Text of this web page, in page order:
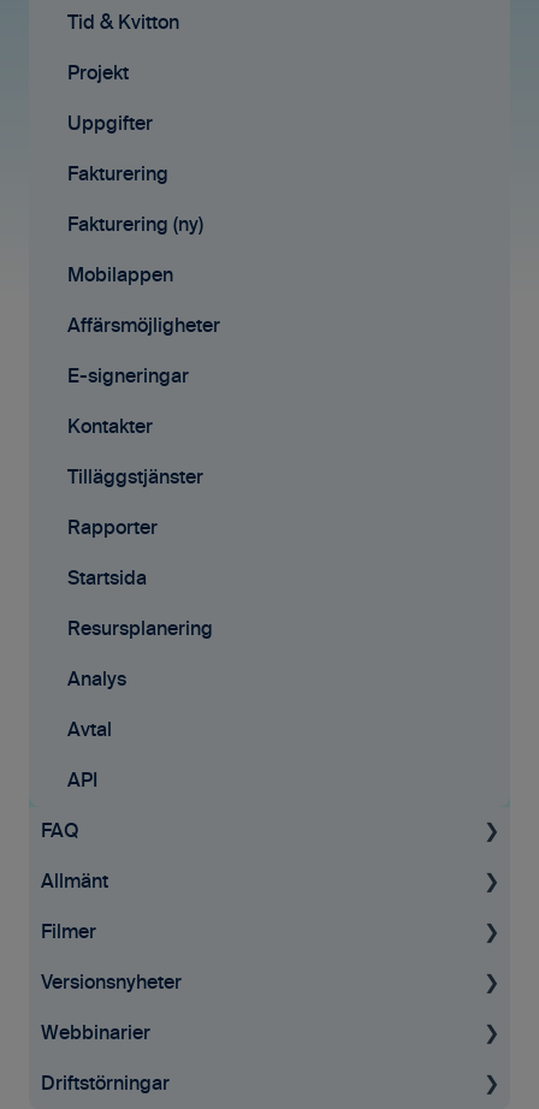
Projekt
Fakturering (ny)
Kontakter
Avtal
Affärsmöjligheter
Rapporter
Samarbete
Mobilappen
Tid & Kvitton
Projekt
Uppgifter
Fakturering
Fakturering (ny)
Mobilappen
Affärsmöjligheter
E-signeringar
Kontakter
Tilläggstjänster
Rapporter
Startsida
Resursplanering
Analys
Avtal
API
FAQ
Projekt
Fakturering
Tid & kvitton
Övrigt
Användare
Allmänt
Allmän information
GDPR
Filmer
Tid & Kvitton
Affärsmöjligheter
Projekt
Versionsnyheter
Desktop
Mobilappen
Webbinarier
För projektledaren
Driftstörningar